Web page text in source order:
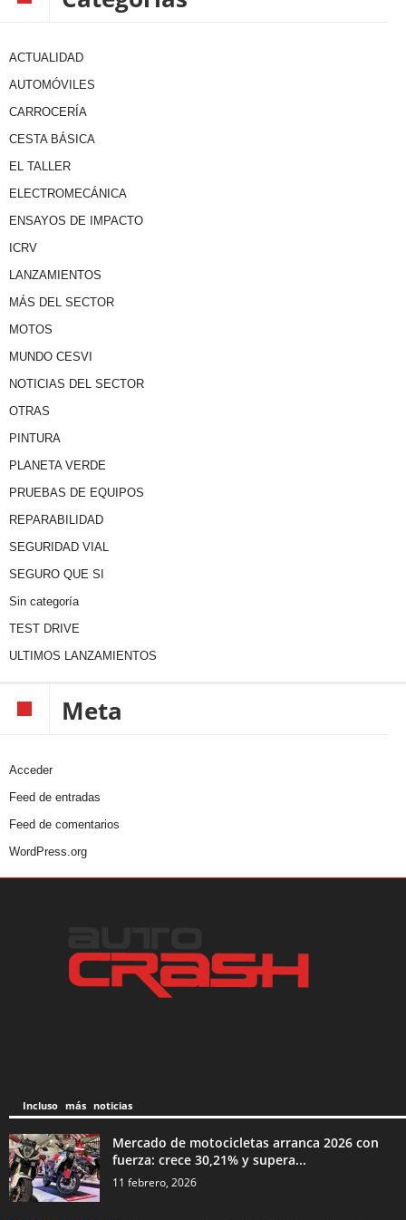
ACTUALIDAD
AUTOMÓVILES
CARROCERÍA
CESTA BÁSICA
EL TALLER
ELECTROMECÁNICA
ENSAYOS DE IMPACTO
ICRV
LANZAMIENTOS
MÁS DEL SECTOR
MOTOS
MUNDO CESVI
NOTICIAS DEL SECTOR
OTRAS
PINTURA
PLANETA VERDE
PRUEBAS DE EQUIPOS
REPARABILIDAD
SEGURIDAD VIAL
SEGURO QUE SI
Sin categoría
TEST DRIVE
ULTIMOS LANZAMIENTOS
Meta
Acceder
Feed de entradas
Feed de comentarios
WordPress.org
Incluso más noticias
Mercado de motocicletas arranca 2026 con
fuerza: crece 30,21% y supera...
11 febrero, 2026